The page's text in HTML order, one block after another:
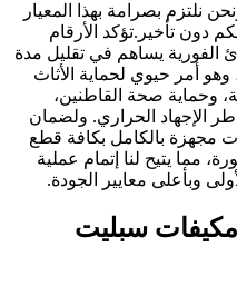
نلتزم بصرامة بهذا المعيار
دون تأخير.تؤكد الأرقام
الفورية يساهم في تقليل مدة
بنسبة تصل إلى 40%، وهو أمر حيوي لحماية الأثاث
وحماية صحة القاطنين،
الإجهاد الحراري. ولضمان
مجهزة بالكامل بكافة قطع
مما يتيح لنا إتمام عملية
وبأعلى معايير الجودة.
مكيفات سبليت